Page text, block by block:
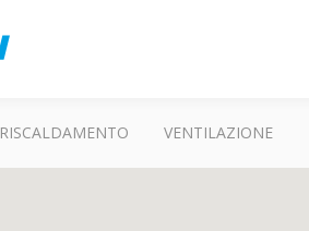
RISCALDAMENTO VENTILAZIONE